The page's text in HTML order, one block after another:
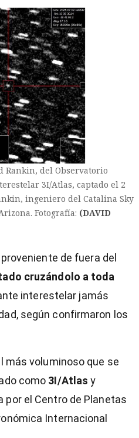
Rankin, del Observatorio
3I/Atlas, captado el 2
ingeniero del Catalina Sky
Fotografía: (DAVID
de fuera del
cruzándolo a toda
interestelar jamás
según confirmaron los
más voluminoso que se
como 3I/Atlas y
el Centro de Planetas
Internacional